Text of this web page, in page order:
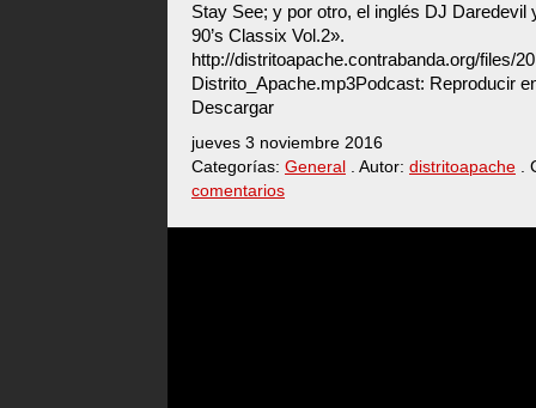
Stay See; y por otro, el inglés DJ Daredevil
90’s Classix Vol.2».
http://distritoapache.contrabanda.org/files/
Distrito_Apache.mp3Podcast: Reproducir
Descargar
jueves 3 noviembre 2016
Categorías: General . Autor: distritoapache .
comentarios